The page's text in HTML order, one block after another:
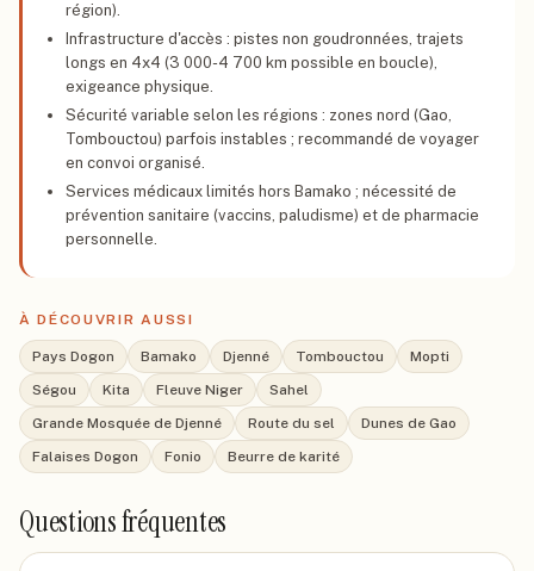
région).
Infrastructure d'accès : pistes non goudronnées, trajets
longs en 4x4 (3 000-4 700 km possible en boucle),
exigeance physique.
Sécurité variable selon les régions : zones nord (Gao,
Tombouctou) parfois instables ; recommandé de voyager
en convoi organisé.
Services médicaux limités hors Bamako ; nécessité de
prévention sanitaire (vaccins, paludisme) et de pharmacie
personnelle.
À DÉCOUVRIR AUSSI
Pays Dogon Bamako Djenné Tombouctou
Mopti
Ségou
Kita Fleuve Niger
Sahel
Grande Mosquée de Djenné
Route du sel
Dunes de Gao
Falaises Dogon
Fonio Beurre de karité
Questions fréquentes